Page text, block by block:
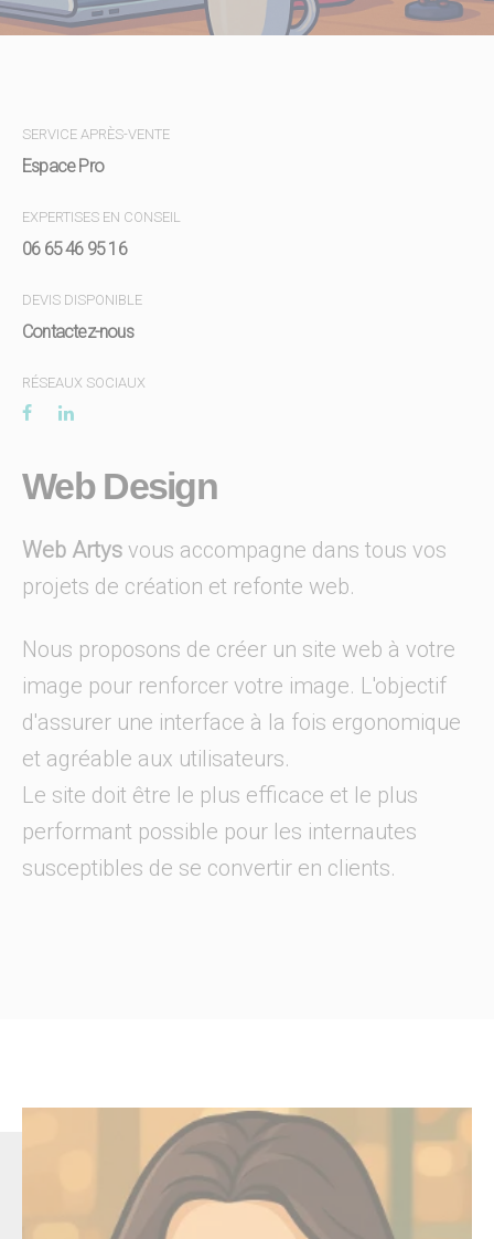
SERVICE APRÈS-VENTE
Espace Pro
EXPERTISES EN CONSEIL
06 65 46 95 16
DEVIS DISPONIBLE
Contactez-nous
RÉSEAUX SOCIAUX
Web Design
Web Artys vous accompagne dans tous vos
projets de création et refonte web.
Nous proposons de créer un site web à votre
image pour renforcer votre image. L'objectif
d'assurer une interface à la fois ergonomique
et agréable aux utilisateurs.
Le site doit être le plus efficace et le plus
performant possible pour les internautes
susceptibles de se convertir en clients.